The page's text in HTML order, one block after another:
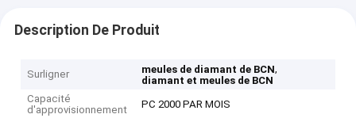
Description De Produit
Surligner meules de diamant de BCN,
diamant et meules de BCN
Capacité
d'approvisionnement
PC 2000 PAR MOIS